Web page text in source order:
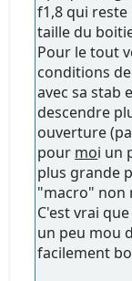
f1,8 qui
taille du
Pour le tout
conditions
avec sa stab
descendre
ouverture
pour moi un
plus grande
"macro" non
C'est vrai
un peu mou
facilement